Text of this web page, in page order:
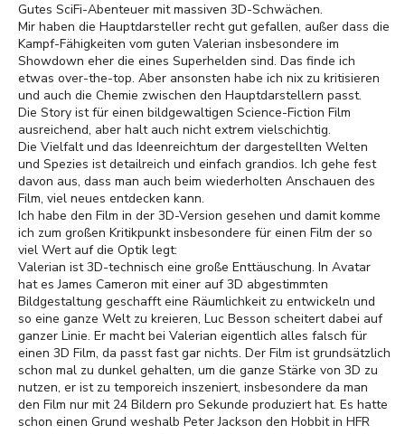
Gutes SciFi-Abenteuer mit massiven 3D-Schwächen.
Mir haben die Hauptdarsteller recht gut gefallen, außer dass die
Kampf-Fähigkeiten vom guten Valerian insbesondere im
Showdown eher die eines Superhelden sind. Das finde ich
etwas over-the-top. Aber ansonsten habe ich nix zu kritisieren
und auch die Chemie zwischen den Hauptdarstellern passt.
Die Story ist für einen bildgewaltigen Science-Fiction Film
ausreichend, aber halt auch nicht extrem vielschichtig.
Die Vielfalt und das Ideenreichtum der dargestellten Welten
und Spezies ist detailreich und einfach grandios. Ich gehe fest
davon aus, dass man auch beim wiederholten Anschauen des
Film, viel neues entdecken kann.
Ich habe den Film in der 3D-Version gesehen und damit komme
ich zum großen Kritikpunkt insbesondere für einen Film der so
viel Wert auf die Optik legt:
Valerian ist 3D-technisch eine große Enttäuschung. In Avatar
hat es James Cameron mit einer auf 3D abgestimmten
Bildgestaltung geschafft eine Räumlichkeit zu entwickeln und
so eine ganze Welt zu kreieren, Luc Besson scheitert dabei auf
ganzer Linie. Er macht bei Valerian eigentlich alles falsch für
einen 3D Film, da passt fast gar nichts. Der Film ist grundsätzlich
schon mal zu dunkel gehalten, um die ganze Stärke von 3D zu
nutzen, er ist zu temporeich inszeniert, insbesondere da man
den Film nur mit 24 Bildern pro Sekunde produziert hat. Es hatte
schon einen Grund weshalb Peter Jackson den Hobbit in HFR